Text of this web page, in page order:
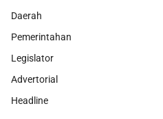
Daerah
Pemerintahan
Legislator
Advertorial
Headline